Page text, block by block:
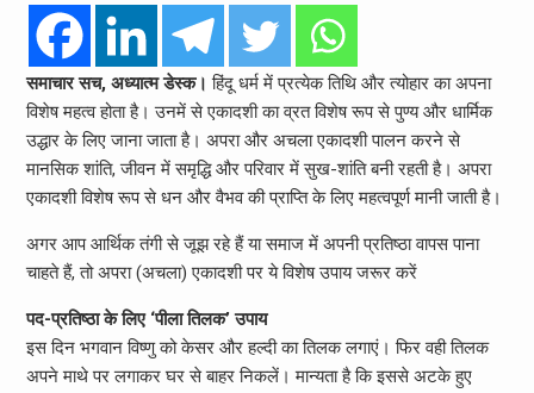
समाचार सच, अध्यात्म डेस्क।हिंदू धर्म में प्रत्येक तिथि और त्योहार का अपना
विशेष महत्व होता है। उनमें से एकादशी का व्रत विशेष रूप से पुण्य और धार्मिक
उद्धार के लिए जाना जाता है। अपरा और अचला एकादशी पालन करने से
मानसिक शांति, जीवन में समृद्धि और परिवार में सुख-शांति बनी रहती है। अपरा
एकादशी विशेष रूप से धन और वैभव की प्राप्ति के लिए महत्वपूर्ण मानी जाती है।
अगर आप आर्थिक तंगी से जूझ रहे हैं या समाज में अपनी प्रतिष्ठा वापस पाना
चाहते हैं, तो अपरा (अचला) एकादशी पर ये विशेष उपाय जरूर करें
पद-प्रतिष्ठा के लिए ‘पीला तिलक’ उपाय
इस दिन भगवान विष्णु को केसर और हल्दी का तिलक लगाएं। फिर वही तिलक
अपने माथे पर लगाकर घर से बाहर निकलें। मान्यता है कि इससे अटके हुए